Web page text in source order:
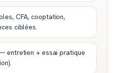
CFA, cooptation,
ciblées.
entretien + essai pratique